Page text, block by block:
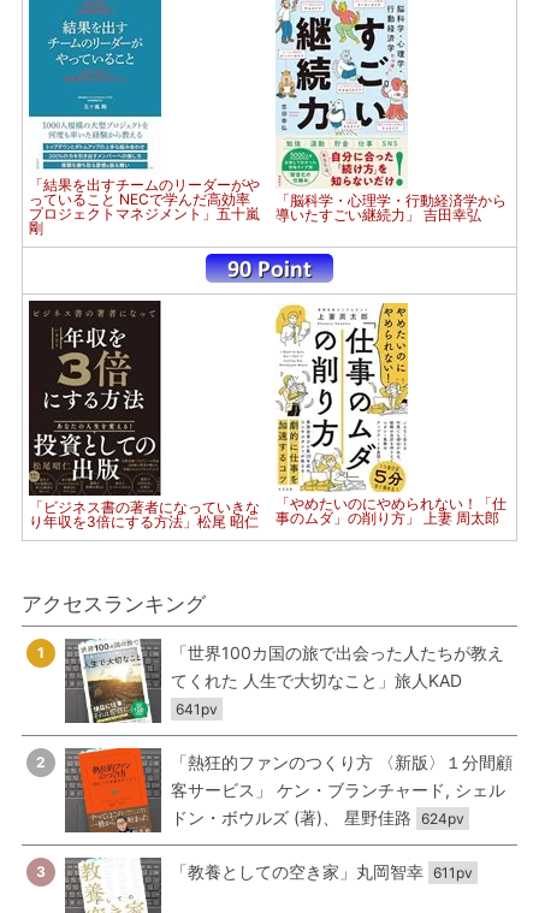
「結果を出すチームのリーダーがや
っていること NECで学んだ高効率
プロジェクトマネジメント」五十嵐
剛
「脳科学・心理学・行動経済学から
導いたすごい継続力」 吉田幸弘
「ビジネス書の著者になっていきな
り年収を3倍にする方法」松尾 昭仁
「やめたいのにやめられない！「仕
事のムダ」の削り方」 上妻 周太郎
アクセスランキング
1
「世界100カ国の旅で出会った人たちが教え
てくれた 人生で大切なこと」旅人KAD
641pv
2
「熱狂的ファンのつくり方 〈新版〉１分間顧
客サービス」 ケン・ブランチャード, シェル
ドン・ボウルズ (著)、 星野佳路 624pv
3 「教養としての空き家」丸岡智幸 611pv